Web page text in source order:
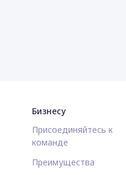
Бизнесу
Присоединяйтесь к
команде
Преимущества